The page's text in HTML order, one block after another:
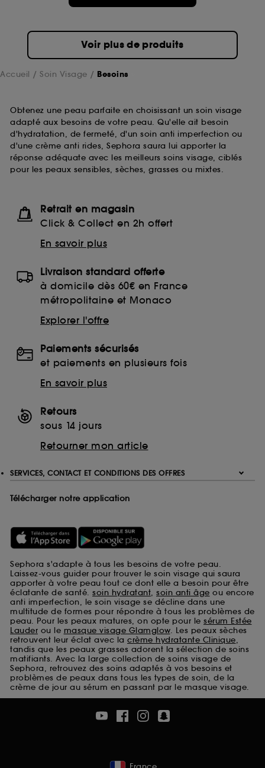
Voir plus de produits
Accueil Soin Visage Besoins
Obtenez une peau parfaite en choisissant un soin visage
adapté aux besoins de votre peau. Qu'elle ait besoin
d'hydratation, de fermeté, d'un soin anti imperfection ou
d'une crème anti rides, Sephora saura lui apporter la
réponse adéquate avec les meilleurs soins visage, ciblés
pour les peaux sensibles, sèches, grasses ou mixtes.
Retrait en magasin
Click & Collect en 2h offert
En savoir plus
Livraison standard offerte
à domicile dès 60€ en France
métropolitaine et Monaco
Explorer l'offre
Paiements sécurisés
et paiements en plusieurs fois
En savoir plus
Retours
sous 14 jours
Retourner mon article
SERVICES, CONTACT ET CONDITIONS DES OFFRES
Télécharger notre application
Sephora s'adapte à tous les besoins de votre peau.
Laissez-vous guider pour trouver le soin visage qui saura
apporter à votre peau tout ce dont elle a besoin pour être
éclatante de santé. soin hydratant, soin anti âge ou encore
anti imperfection, le soin visage se décline dans une
multitude de formes pour répondre à tous les problèmes de
peau. Pour les peaux matures, on opte pour le sérum Estée
Lauder ou le masque visage Glamglow. Les peaux sèches
retrouvent leur éclat avec la crème hydratante Clinique,
tandis que les peaux grasses adorent la sélection de soins
matifiants. Avec la large collection de soins visage de
Sephora, retrouvez des soins adaptés à vos besoins et
problèmes de peaux dans tous les types de soin, de la
crème de jour au sérum en passant par le masque visage.